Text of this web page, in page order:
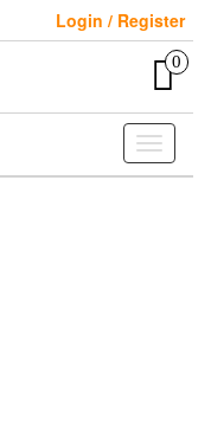
Login / Register
0
Toggle